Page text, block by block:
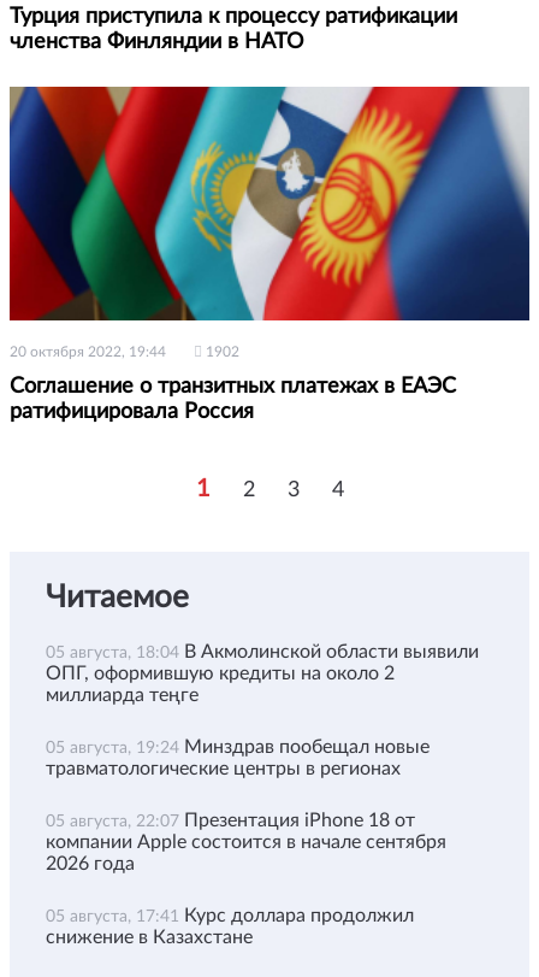
Турция приступила к процессу ратификации
членства Финляндии в НАТО
20 октября 2022, 19:44 1902
Соглашение о транзитных платежах в ЕАЭС
ратифицировала Россия
1 2 3 4
Читаемое
05 августа, 18:04 В Акмолинской области выявили
ОПГ, оформившую кредиты на около 2
миллиарда теңге
05 августа, 19:24 Минздрав пообещал новые
травматологические центры в регионах
05 августа, 22:07 Презентация iPhone 18 от
компании Apple состоится в начале сентября
2026 года
05 августа, 17:41
Курс доллара продолжил
снижение в Казахстане